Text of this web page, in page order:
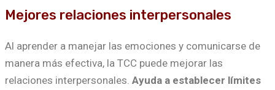
Mejores relaciones interpersonales
Al aprender a manejar las emociones y comunicarse de
manera más efectiva, la TCC puede mejorar las
relaciones interpersonales. Ayuda a establecer límites